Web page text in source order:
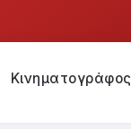
Κινηματογράφος